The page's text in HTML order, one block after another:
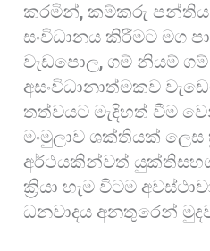
කරමින්, කම්කරු පන්තිය
සංවිධානය කිරීමට මග
වැඩපොල, ගම් නියම්
අසංවිධානාත්මකව
තත්වයට මැදිහත් වීම
මංමුලාව ශක්තියක්
අර්ථයකින්වත්
ක්‍රියා හැම විටම
ධනවාදය අනතුරෙන්